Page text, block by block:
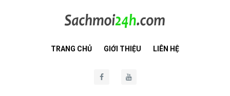
TRANG CHỦ GIỚI THIỆU LIÊN HỆ